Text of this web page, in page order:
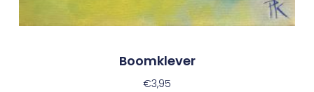
Boomklever
€3,95